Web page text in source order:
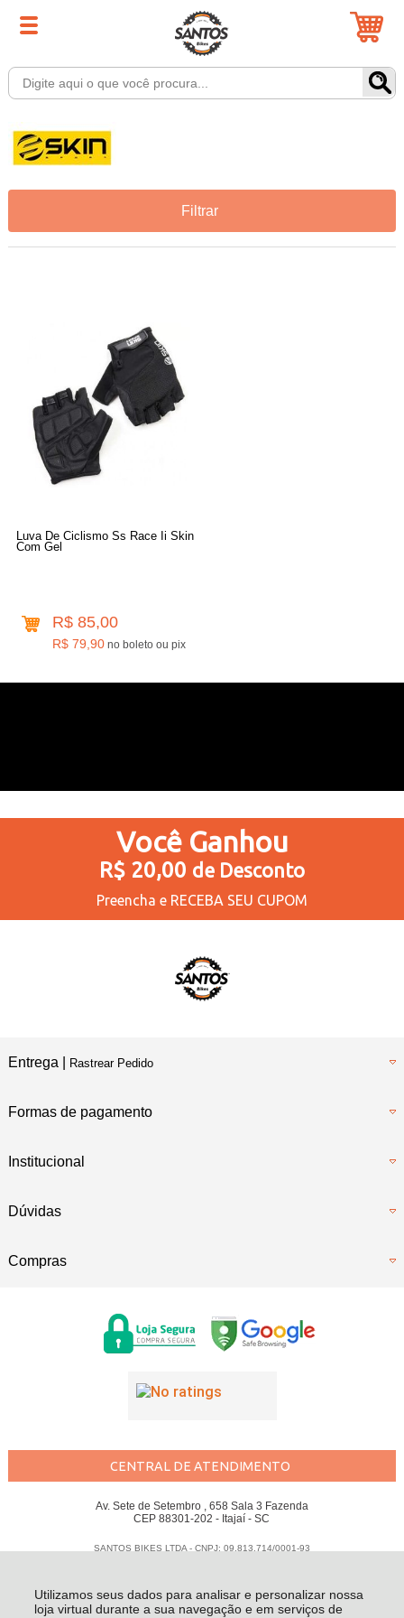
Utilizamos seus dados para analisar e personalizar nossa
loja virtual durante a sua navegação e em serviços de
Filtrar
Luva De Ciclismo Ss Race Ii Skin
Com Gel
R$ 85,00
R$ 79,90 no boleto ou pix
Você Ganhou
R$ 20,00 de Desconto
Preencha e RECEBA SEU CUPOM
Entrega | Rastrear Pedido
Formas de pagamento
Institucional
Dúvidas
Compras
CENTRAL DE ATENDIMENTO
Av. Sete de Setembro , 658 Sala 3 Fazenda
CEP 88301-202 - Itajaí - SC
SANTOS BIKES LTDA - CNPJ: 09.813.714/0001-93